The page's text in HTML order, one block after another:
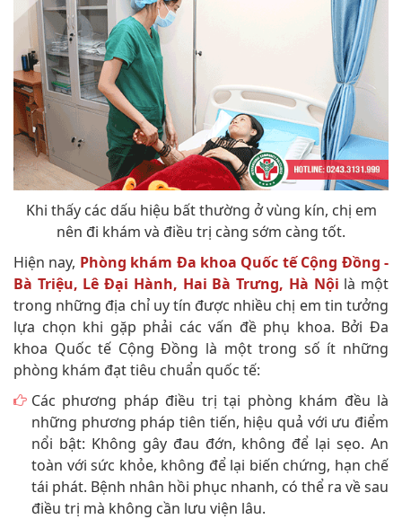
Khi thấy các dấu hiệu bất thường ở vùng kín, chị em
nên đi khám và điều trị càng sớm càng tốt.
Hiện nay, Phòng khám Đa khoa Quốc tế Cộng Đồng -
Bà Triệu, Lê Đại Hành, Hai Bà Trưng, Hà Nội là một
trong những địa chỉ uy tín được nhiều chị em tin tưởng
lựa chọn khi gặp phải các vấn đề phụ khoa. Bởi Đa
khoa Quốc tế Cộng Đồng là một trong số ít những
phòng khám đạt tiêu chuẩn quốc tế:
Các phương pháp điều trị tại phòng khám đều là
những phương pháp tiên tiến, hiệu quả với ưu điểm
nổi bật: Không gây đau đớn, không để lại sẹo. An
toàn với sức khỏe, không để lại biến chứng, hạn chế
tái phát. Bệnh nhân hồi phục nhanh, có thể ra về sau
điều trị mà không cần lưu viện lâu.